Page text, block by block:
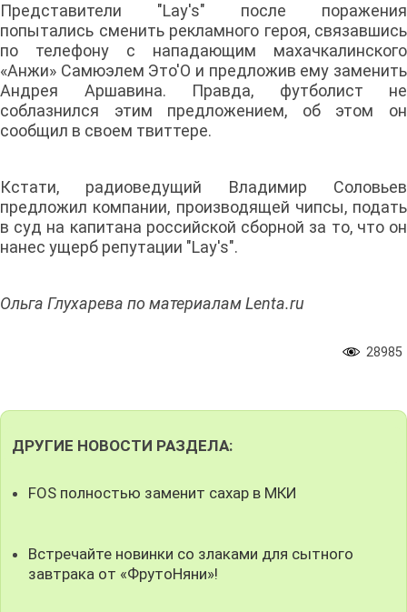
Представители "Lay's" после поражения
попытались сменить рекламного героя, связавшись
по телефону с нападающим махачкалинского
«Анжи» Самюэлем Это'О и предложив ему заменить
Андрея Аршавина. Правда, футболист не
соблазнился этим предложением, об этом он
сообщил в своем твиттере.
Кстати, радиоведущий Владимир Соловьев
предложил компании, производящей чипсы, подать
в суд на капитана российской сборной за то, что он
нанес ущерб репутации "Lay's".
Ольга Глухарева по материалам Lenta.ru
28985
ДРУГИЕ НОВОСТИ РАЗДЕЛА:
FOS полностью заменит сахар в МКИ
Встречайте новинки со злаками для сытного
завтрака от «ФрутоНяни»!